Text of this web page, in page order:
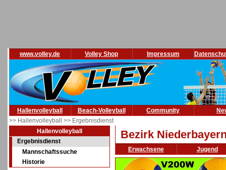
www.volley.de Volley Shop Impressum
Hallenvolleyball Beach-Volleyball Community
>> Hallenvolleyball >> Ergebnisdienst
Hallenvolleyball
Ergebnisdienst
Mannschaftssuche
Historie
Bezirk
Erwachsene Jugend